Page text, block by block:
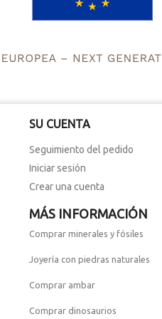
SU CUENTA
Seguimiento del pedido
Iniciar sesión
Crear una cuenta
MÁS INFORMACIÓN
Comprar minerales y fósiles
Joyería con piedras naturales
Comprar ambar
Comprar dinosaurios